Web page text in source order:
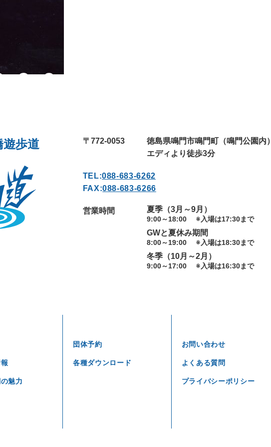
遊歩道 〒772-0053
徳島県鳴門市鳴門町（鳴門公園内）
エディより徒歩3分
TEL:088-683-6262
FAX:088-683-6266
営業時間 夏季（3月～9月）
9:00～18:00 ※入場は17:30まで
GWと夏休み期間
8:00～19:00 ※入場は18:30まで
冬季（10月～2月）
9:00～17:00 ※入場は16:30まで
魅力
団体予約
各種ダウンロード
お問い合わせ
よくある質問
プライバシーポリシー